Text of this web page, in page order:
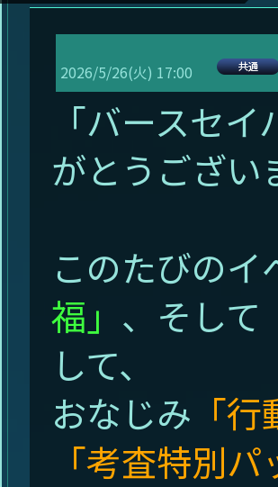
2026/5/26(火) 17:00
「バースセ
がとうござい
このたびのイ
福」 、そして
して、
おなじみ 「
「考査特別パ